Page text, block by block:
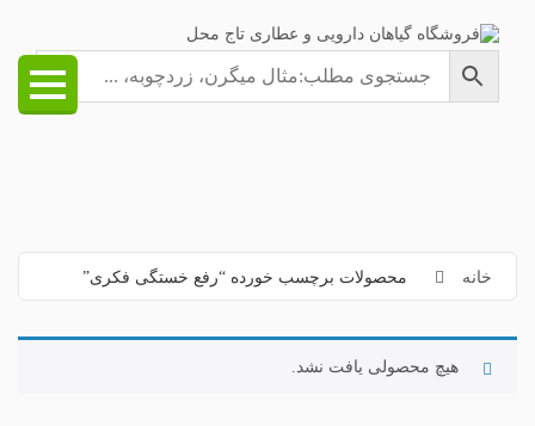
خانه محصولات برچسب خورده “رفع خستگی فکری”
هیچ محصولی یافت نشد.